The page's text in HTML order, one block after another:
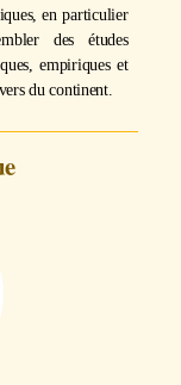
en particulier
des études
empiriques et
du continent.